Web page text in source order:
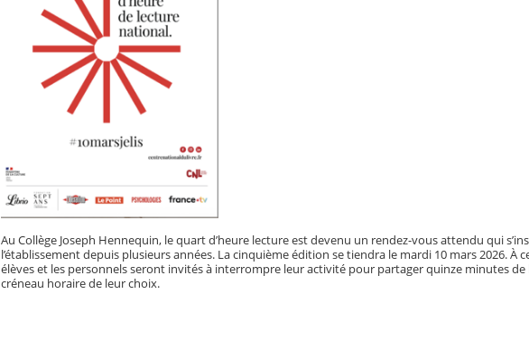
Au Collège Joseph Hennequin, le quart d’heure lecture est devenu un rendez-vous attendu qui
l’établissement depuis plusieurs années. La cinquième édition se tiendra le mardi 10 mars 2026. À
élèves et les personnels seront invités à interrompre leur activité pour partager quinze minutes de
créneau horaire de leur choix.